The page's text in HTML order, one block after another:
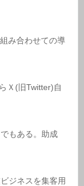
み合わせての導
Ｘ(旧Twitter)自
もある。助成
ジネスを集客用